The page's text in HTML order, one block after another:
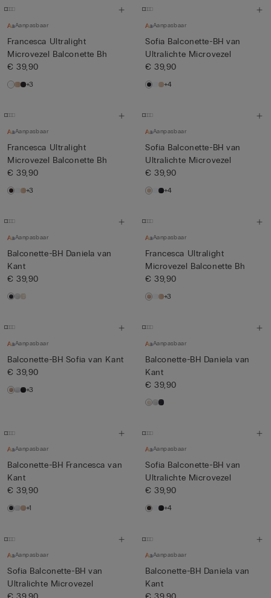
Aanpasbaar
Francesca Ultralight
Microvezel Balconette Bh
€ 39,90
+3
Aanpasbaar
Sofia Balconette-BH van
Ultralichte Microvezel
€ 39,90
+4
Aanpasbaar
Francesca Ultralight
Microvezel Balconette Bh
€ 39,90
+3
Aanpasbaar
Sofia Balconette-BH van
Ultralichte Microvezel
€ 39,90
+4
Aanpasbaar
Balconette-BH Daniela van
Kant
€ 39,90
Aanpasbaar
Francesca Ultralight
Microvezel Balconette Bh
€ 39,90
+3
Aanpasbaar
Balconette-BH Sofia van Kant
€ 39,90
+3
Aanpasbaar
Balconette-BH Daniela van
Kant
€ 39,90
Aanpasbaar
Balconette-BH Francesca van
Kant
€ 39,90
+1
Aanpasbaar
Sofia Balconette-BH van
Ultralichte Microvezel
€ 39,90
+4
Aanpasbaar
Sofia Balconette-BH van
Ultralichte Microvezel
Aanpasbaar
Balconette-BH Daniela van
Kant